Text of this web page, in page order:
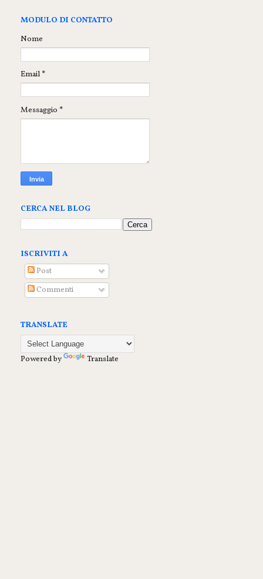
MODULO DI CONTATTO
Nome
Email *
Messaggio *
CERCA NEL BLOG
ISCRIVITI A
Post
Commenti
TRANSLATE
Powered by Translate